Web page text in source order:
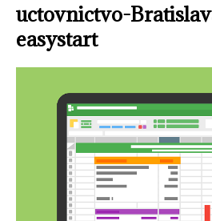
uctovnictvo-
easystart